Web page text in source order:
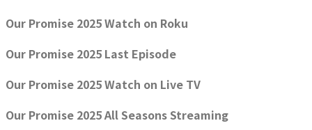
Our Promise 2025 Watch on Roku
Our Promise 2025 Last Episode
Our Promise 2025 Watch on Live TV
Our Promise 2025 All Seasons Streaming